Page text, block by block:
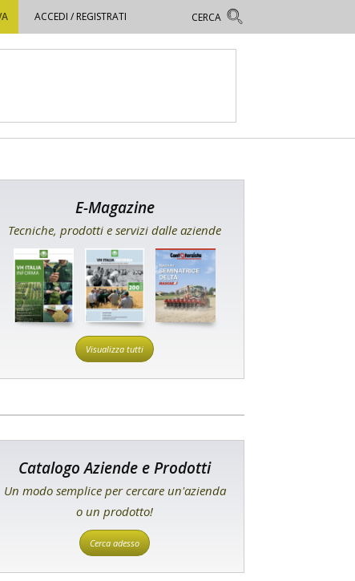
ACCEDI / REGISTRATI
E-Magazine
Tecniche, prodotti e servizi dalle aziende
Visualizza tutti
Catalogo Aziende e Prodotti
Un modo semplice per cercare un'azienda
o un prodotto!
Cerca adesso